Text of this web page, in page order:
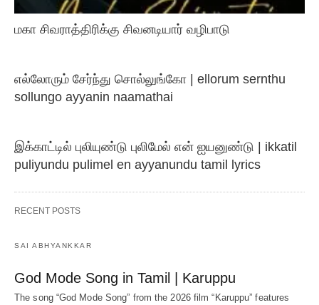
மகா சிவராத்திரிக்கு சிவனடியார் வழிபாடு
எல்லோரும் சேர்ந்து சொல்லுங்கோ | ellorum sernthu
sollungo ayyanin naamathai
இக்காட்டில் புலியுண்டு புலிமேல் என் ஐயனுண்டு | ikkatil
puliyundu pulimel en ayyanundu tamil lyrics
RECENT POSTS
SAI ABHYANKKAR
God Mode Song in Tamil | Karuppu
The song “God Mode Song” from the 2026 film “Karuppu” features